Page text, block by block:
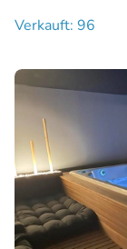
Verkauft: 96